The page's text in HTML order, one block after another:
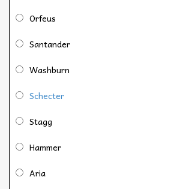
Orfeus
Santander
Washburn
Schecter
Stagg
Hammer
Aria